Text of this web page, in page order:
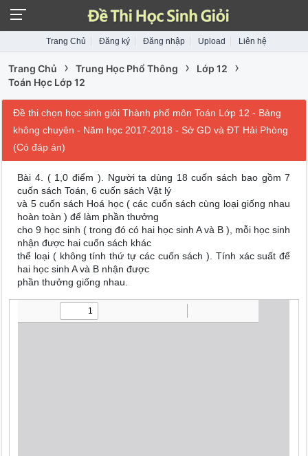
Trang Chủ Đăng ký Đăng nhập Upload Liên hệ
Trang Chủ › Trung Học Phổ Thông › Lớp 12 ›
Toán Học Lớp 12
Đề thi chọn học sinh giỏi Thành phố môn Toán Lớp 12 - Bảng
không chuyên - Năm học 2017-2018 - Sở GD và ĐT Hải Phòng
(Có đáp án)
Bài 4. ( 1,0 điểm ). Người ta dùng 18 cuốn sách bao gồm 7
cuốn sách Toán, 6 cuốn sách Vật lý
và 5 cuốn sách Hoá học ( các cuốn sách cùng loại giống nhau
hoàn toàn ) để làm phần thưởng
cho 9 học sinh ( trong đó có hai học sinh A và B ), mỗi học sinh
nhận được hai cuốn sách khác
thể loại ( không tính thứ tự các cuốn sách ). Tính xác suất để
hai học sinh A và B nhận được
phần thưởng giống nhau.